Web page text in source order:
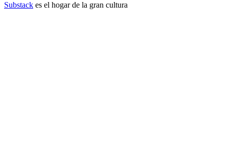
Substack es el hogar de la gran cultura